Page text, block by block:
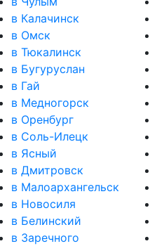
в Калачинск
в Омск
в Тюкалинск
в Бугуруслан
в Гай
в Медногорск
в Оренбург
в Соль-Илецк
в Ясный
в Дмитровск
в Малоархангельск
в Новосиля
в Белинский
в Заречного